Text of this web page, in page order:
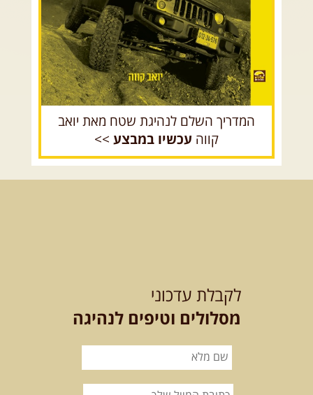
המדריך השלם לנהיגת שטח מאת יואב
קווה עכשיו במבצע >>
לקבלת עדכוני
מסלולים וטיפים לנהיגה